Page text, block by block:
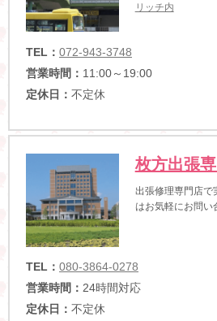
リッチ内
TEL： 072-943-3748
営業時間： 11:00～19:00
定休日： 不定休
枚方出張
出張修理専門店で
はお気軽にお問い
TEL： 080-3864-0278
営業時間： 24時間対応
定休日： 不定休